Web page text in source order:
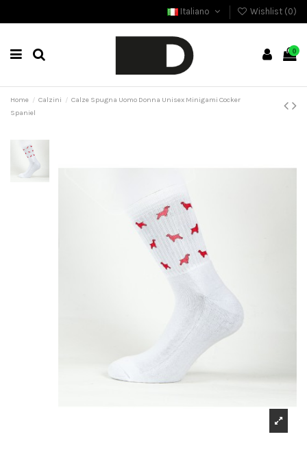
Italiano Wishlist (0)
0
Home Calzini
Calze Spugna Uomo Donna Unisex Minigami Cocker
Spaniel